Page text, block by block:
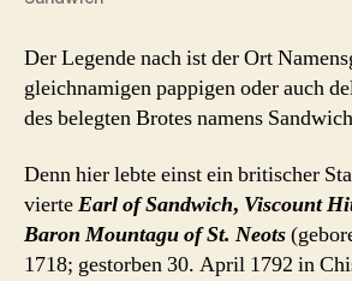
Der Legende nach ist der Ort
gleichnamigen pappigen oder auch
des belegten Brotes namens
Denn hier lebte einst ein britischer
vierteEarl of Sandwich, Viscount
Baron Mountagu of St. Neots
1718; gestorben 30. April 1792 in